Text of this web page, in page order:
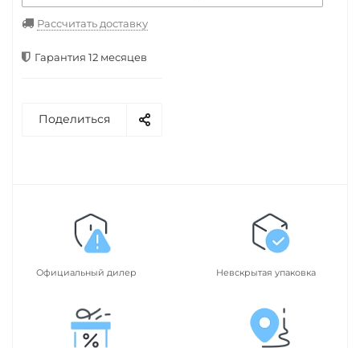
Рассчитать доставку
Гарантия 12 месяцев
Поделиться
Официальный дилер Невскрытая упаковка